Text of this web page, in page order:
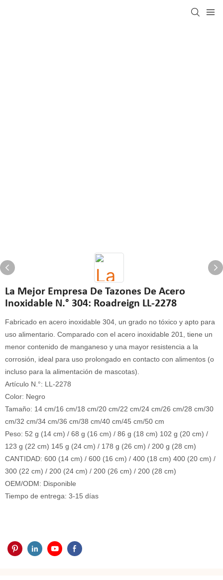
La Mejor Empresa De Tazones De Acero
Inoxidable N.° 304: Roadreign LL-2278
Fabricado en acero inoxidable 304, un grado no tóxico y apto para
uso alimentario. Comparado con el acero inoxidable 201, tiene un
menor contenido de manganeso y una mayor resistencia a la
corrosión, ideal para uso prolongado en contacto con alimentos (o
incluso para la alimentación de mascotas).
Artículo N.°: LL-2278
Color: Negro
Tamaño: 14 cm/16 cm/18 cm/20 cm/22 cm/24 cm/26 cm/28 cm/30
cm/32 cm/34 cm/36 cm/38 cm/40 cm/45 cm/50 cm
Peso: 52 g (14 cm) / 68 g (16 cm) / 86 g (18 cm) 102 g (20 cm) /
123 g (22 cm) 145 g (24 cm) / 178 g (26 cm) / 200 g (28 cm)
CANTIDAD: 600 (14 cm) / 600 (16 cm) / 400 (18 cm) 400 (20 cm) /
300 (22 cm) / 200 (24 cm) / 200 (26 cm) / 200 (28 cm)
OEM/ODM: Disponible
Tiempo de entrega: 3-15 días